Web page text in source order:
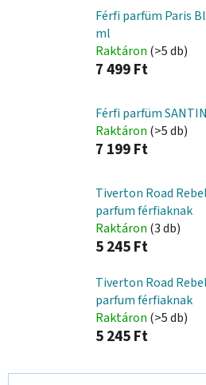
Férfi parfüm Paris
ml
Raktáron (>5 db)
7 499 Ft
Férfi parfüm
Raktáron (>5 db)
7 199 Ft
Tiverton Road
parfum férfiaknak
Raktáron (3 db)
5 245 Ft
Tiverton Road
parfum férfiaknak
Raktáron (>5 db)
5 245 Ft